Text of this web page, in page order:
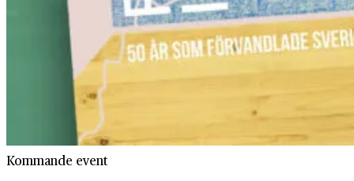
Kommande event